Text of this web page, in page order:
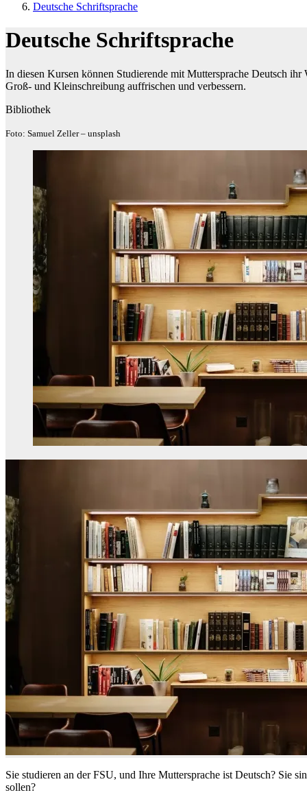
Deutsche Schriftsprache
Deutsche Schriftsprache
In diesen Kursen können Studierende mit Muttersprache Deutsch
Groß- und Kleinschreibung auffrischen und verbessern.
Bibliothek
Foto: Samuel Zeller – unsplash
Sie studieren an der FSU, und Ihre Muttersprache ist Deutsch? Sie
sollen?